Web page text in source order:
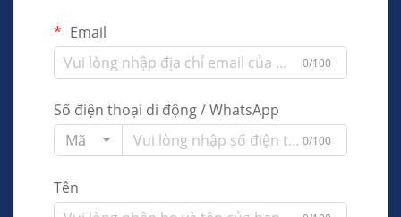
Email
0/100
Số điện thoại di động / WhatsApp
Mã
0/100
Tên